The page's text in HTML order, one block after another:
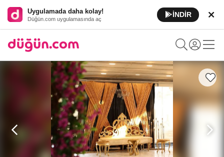
Uygulamada daha kolay!
Düğün.com uygulamasında aç
İNDİR